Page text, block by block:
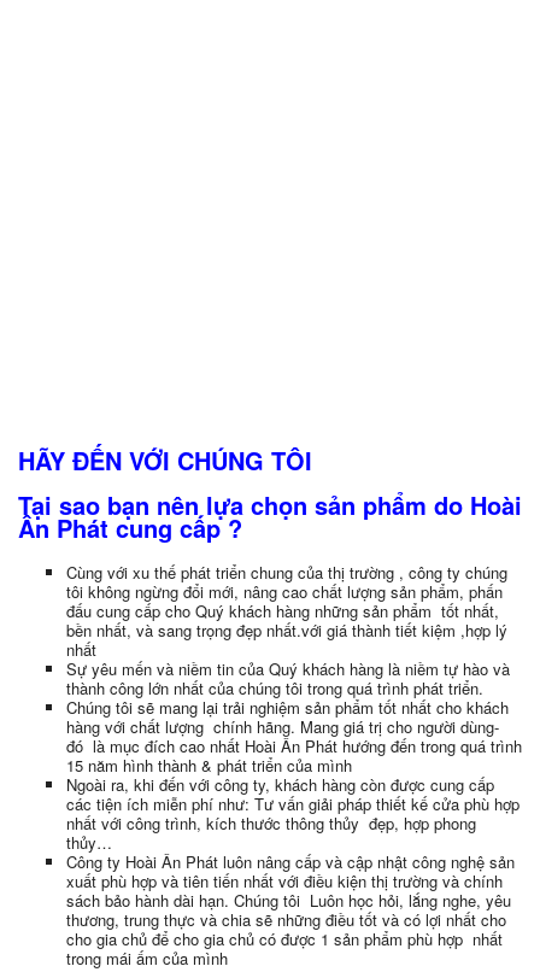
HÃY ĐẾN VỚI CHÚNG TÔI
Tại sao bạn nên lựa chọn sản phẩm do Hoài
Ân Phát cung cấp ?
Cùng với xu thế phát triển chung của thị trường , công ty chúng
tôi không ngừng đổi mới, nâng cao chất lượng sản phẩm, phấn
đấu cung cấp cho Quý khách hàng những sản phẩm tốt nhất,
bền nhất, và sang trọng đẹp nhất.với giá thành tiết kiệm ,hợp lý
nhất
Sự yêu mến và niềm tin của Quý khách hàng là niềm tự hào và
thành công lớn nhất của chúng tôi trong quá trình phát triển.
Chúng tôi sẽ mang lại trải nghiệm sản phẩm tốt nhất cho khách
hàng với chất lượng chính hãng. Mang giá trị cho người dùng-
đó là mục đích cao nhất Hoài Ân Phát hướng đến trong quá trình
15 năm hình thành & phát triển của mình
Ngoài ra, khi đến với công ty, khách hàng còn được cung cấp
các tiện ích miễn phí như: Tư vấn giải pháp thiết kế cửa phù hợp
nhất với công trình, kích thước thông thủy đẹp, hợp phong
thủy…
Công ty Hoài Ân Phát luôn nâng cấp và cập nhật công nghệ sản
xuất phù hợp và tiên tiến nhất với điều kiện thị trường và chính
sách bảo hành dài hạn. Chúng tôi Luôn học hỏi, lắng nghe, yêu
thương, trung thực và chia sẽ những điều tốt và có lợi nhất cho
cho gia chủ để cho gia chủ có được 1 sản phẩm phù hợp nhất
trong mái ấm của mình